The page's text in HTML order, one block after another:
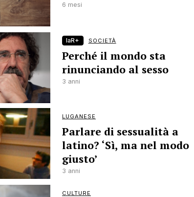
6 mesi
laR+ SOCIETÀ
Perché il mondo sta
rinunciando al sesso
3 anni
LUGANESE
Parlare di sessualità a
latino? ‘Sì, ma nel modo
giusto’
3 anni
CULTURE